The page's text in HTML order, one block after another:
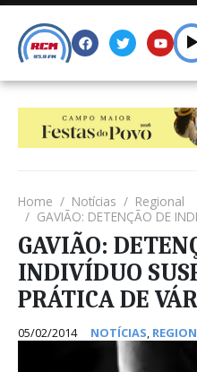
Home Notícias
Regional
GAVIÃO: DETENÇÃO DE INDIVÍDUO
GAVIÃO:
INDIVÍDUO
PRÁTICA DE
05/02/2014 NOTÍCIAS,